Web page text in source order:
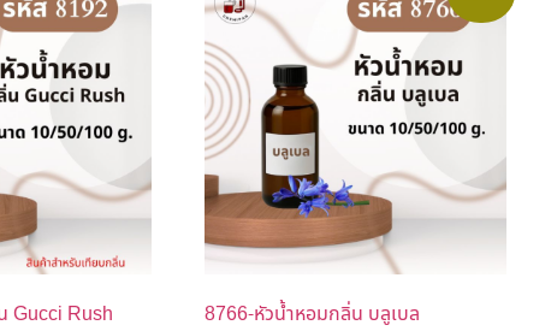
Gucci Rush 8766-หัวน้ำหอมกลิ่น บลูเบล